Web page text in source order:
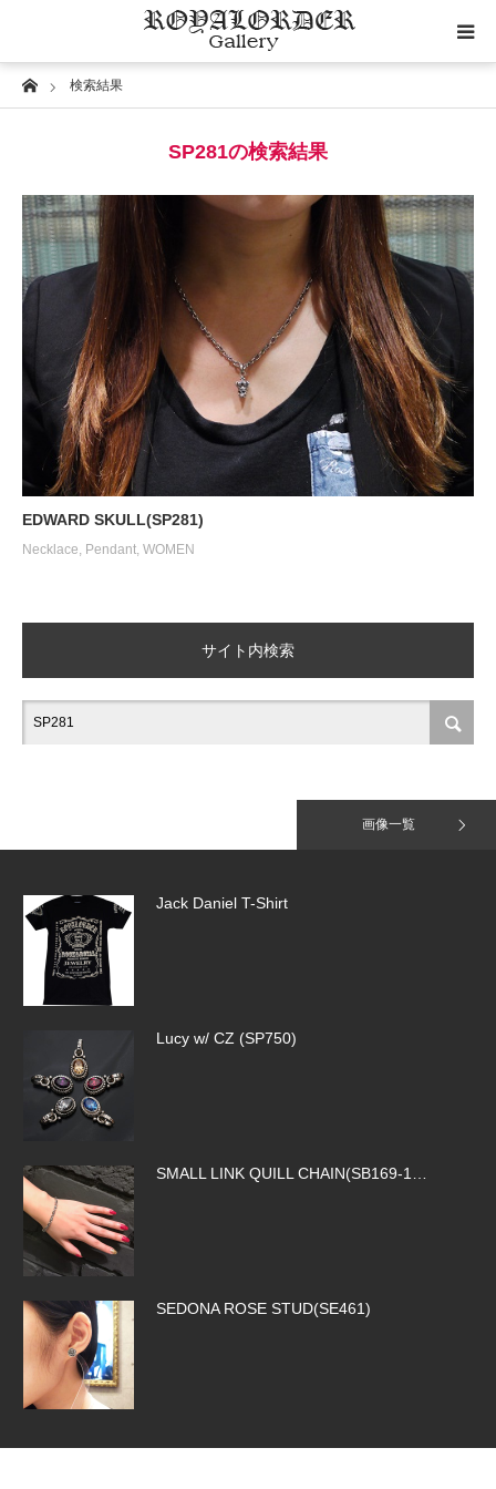
Home検索結果
SP281の検索結果
EDWARD SKULL(SP281)
Necklace Pendant WOMEN
サイト内検索
画像一覧
SILK CODE w/HOOK（SN-SLK01）
SILK CODE w/HOOK（SN-SLK01）
Jack Daniel T-Shirt
Lucy w/ CZ (SP750)
SMALL LINK QUILL CHAIN(SB169-1…
SEDONA ROSE STUD(SE461)
Category
Motif
Material
Wedding
RoyalOrder Links